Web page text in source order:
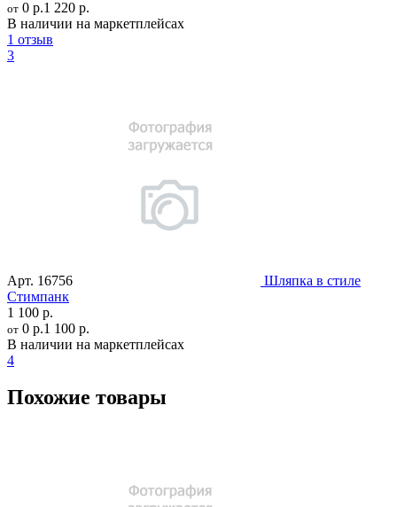
от 0 р.1 220 р.
В наличии на маркетплейсах
1 отзыв
3
Арт. 16756
Шляпка в стиле
Стимпанк
1 100 р.
от 0 р.1 100 р.
В наличии на маркетплейсах
4
Похожие товары